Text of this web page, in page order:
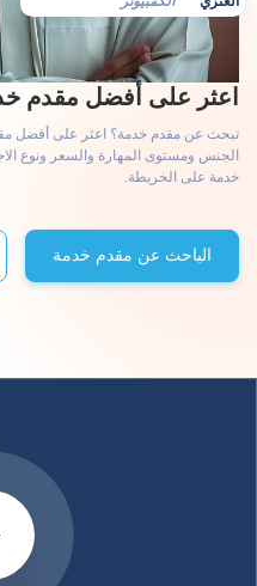
اعثر على أفضل مقدم
تبحث عن مقدم خدمة؟ اعثر على أفضل
الجنس ومستوى المهارة والسعر ونوع
خدمة على الخريطة.
الباحث عن مقدم خدمة